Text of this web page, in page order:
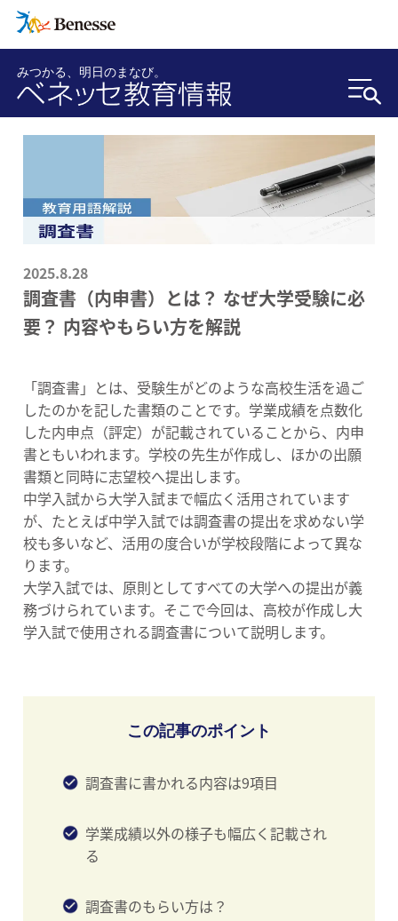
みつかる、明日のまなび。
2025.8.28
調査書（内申書）とは？ なぜ大学受験に必
要？ 内容やもらい方を解説
「調査書」とは、受験生がどのような高校生活を過ご
したのかを記した書類のことです。学業成績を点数化
した内申点（評定）が記載されていることから、内申
書ともいわれます。学校の先生が作成し、ほかの出願
書類と同時に志望校へ提出します。
中学入試から大学入試まで幅広く活用されています
が、たとえば中学入試では調査書の提出を求めない学
校も多いなど、活用の度合いが学校段階によって異な
ります。
大学入試では、原則としてすべての大学への提出が義
務づけられています。そこで今回は、高校が作成し大
学入試で使用される調査書について説明します。
この記事のポイント
調査書に書かれる内容は9項目
学業成績以外の様子も幅広く記載され
る
調査書のもらい方は？